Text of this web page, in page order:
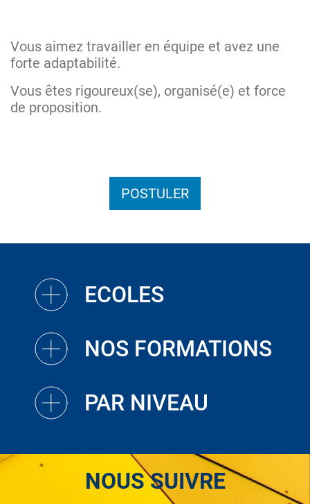
Vous aimez travailler en équipe et avez une
forte adaptabilité.
Vous êtes rigoureux(se), organisé(e) et force
de proposition.
POSTULER
ECOLES
NOS FORMATIONS
PAR NIVEAU
NOUS SUIVRE